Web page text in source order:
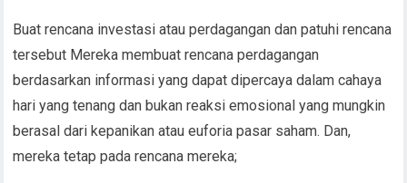
Buat rencana investasi atau perdagangan dan patuhi rencana
tersebut Mereka membuat rencana perdagangan
berdasarkan informasi yang dapat dipercaya dalam cahaya
hari yang tenang dan bukan reaksi emosional yang mungkin
berasal dari kepanikan atau euforia pasar saham. Dan,
mereka tetap pada rencana mereka;